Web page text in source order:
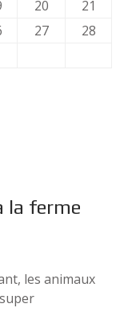
20
21
27
28
la ferme
les animaux